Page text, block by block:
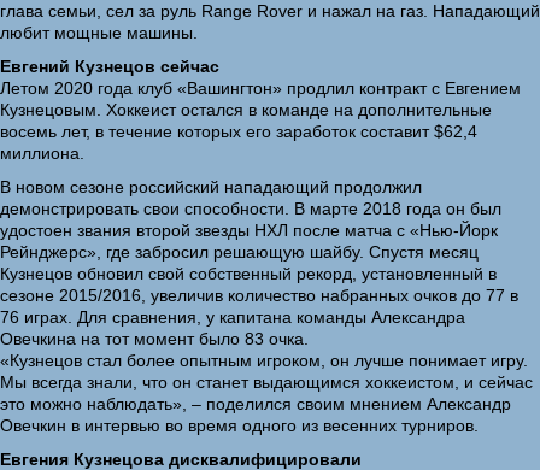
глава семьи, сел за руль Range Rover и нажал на газ. Нападающий
любит мощные машины.
Евгений Кузнецов сейчас
Летом 2020 года клуб «Вашингтон» продлил контракт с Евгением
Кузнецовым. Хоккеист остался в команде на дополнительные
восемь лет, в течение которых его заработок составит $62,4
миллиона.
В новом сезоне российский нападающий продолжил
демонстрировать свои способности. В марте 2018 года он был
удостоен звания второй звезды НХЛ после матча с «Нью-Йорк
Рейнджерс», где забросил решающую шайбу. Спустя месяц
Кузнецов обновил свой собственный рекорд, установленный в
сезоне 2015/2016, увеличив количество набранных очков до 77 в
76 играх. Для сравнения, у капитана команды Александра
Овечкина на тот момент было 83 очка.
«Кузнецов стал более опытным игроком, он лучше понимает игру.
Мы всегда знали, что он станет выдающимся хоккеистом, и сейчас
это можно наблюдать», – поделился своим мнением Александр
Овечкин в интервью во время одного из весенних турниров.
Евгения Кузнецова дисквалифицировали